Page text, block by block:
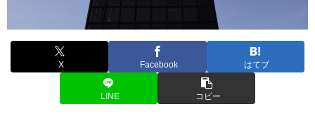
X Facebook はてブ
LINE コピー